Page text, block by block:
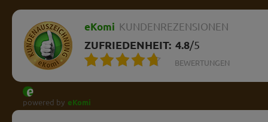
eKomi KUNDENREZENSIONEN
ZUFRIEDENHEIT: 4.8/5
BEWERTUNGEN
powered by eKomi